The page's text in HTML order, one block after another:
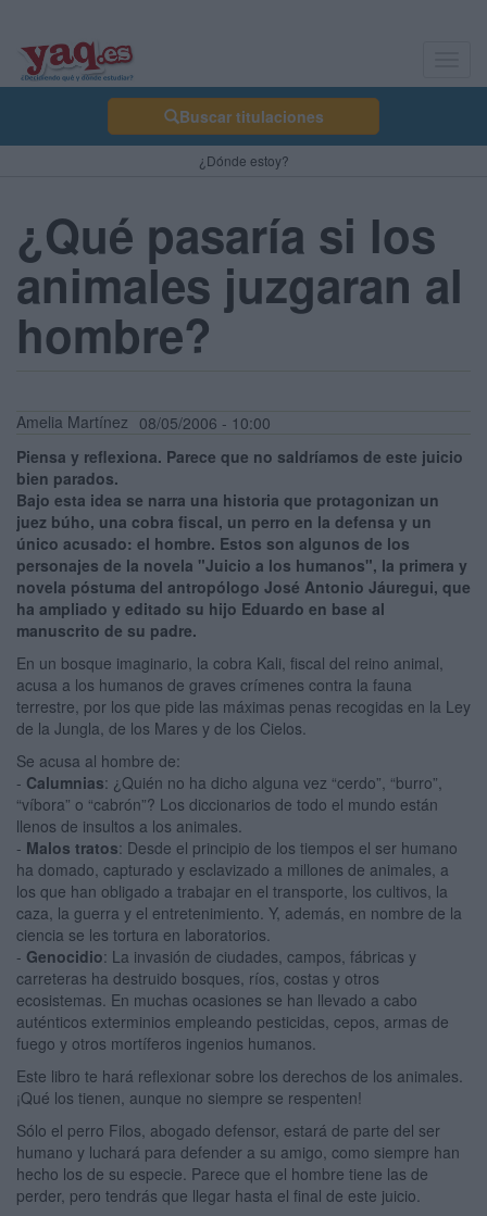
Buscar titulaciones
¿Dónde estoy?
¿Qué pasaría si los
animales juzgaran al
hombre?
Amelia Martínez 08/05/2006 - 10:00
Piensa y reflexiona. Parece que no saldríamos de este juicio
bien parados.
Bajo esta idea se narra una historia que protagonizan un
juez búho, una cobra fiscal, un perro en la defensa y un
único acusado: el hombre. Estos son algunos de los
personajes de la novela "Juicio a los humanos", la primera y
novela póstuma del antropólogo José Antonio Jáuregui, que
ha ampliado y editado su hijo Eduardo en base al
manuscrito de su padre.
En un bosque imaginario, la cobra Kali, fiscal del reino animal,
acusa a los humanos de graves crímenes contra la fauna
terrestre, por los que pide las máximas penas recogidas en la Ley
de la Jungla, de los Mares y de los Cielos.
Se acusa al hombre de:
- Calumnias: ¿Quién no ha dicho alguna vez “cerdo”, “burro”,
“víbora” o “cabrón”? Los diccionarios de todo el mundo están
llenos de insultos a los animales.
- Malos tratos: Desde el principio de los tiempos el ser humano
ha domado, capturado y esclavizado a millones de animales, a
los que han obligado a trabajar en el transporte, los cultivos, la
caza, la guerra y el entretenimiento. Y, además, en nombre de la
ciencia se les tortura en laboratorios.
- Genocidio: La invasión de ciudades, campos, fábricas y
carreteras ha destruido bosques, ríos, costas y otros
ecosistemas. En muchas ocasiones se han llevado a cabo
auténticos exterminios empleando pesticidas, cepos, armas de
fuego y otros mortíferos ingenios humanos.
Este libro te hará reflexionar sobre los derechos de los animales.
¡Qué los tienen, aunque no siempre se respenten!
Sólo el perro Filos, abogado defensor, estará de parte del ser
humano y luchará para defender a su amigo, como siempre han
hecho los de su especie. Parece que el hombre tiene las de
perder, pero tendrás que llegar hasta el final de este juicio.